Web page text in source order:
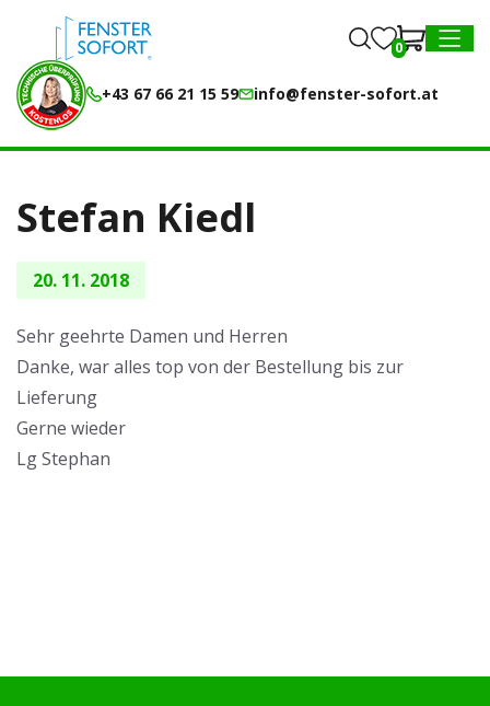
MENU
+43 67 66 21 15 59 info@fenster-sofort.at
0
Stefan Kiedl
20. 11. 2018
Sehr geehrte Damen und Herren
Danke, war alles top von der Bestellung bis zur
Lieferung
Gerne wieder
Lg Stephan